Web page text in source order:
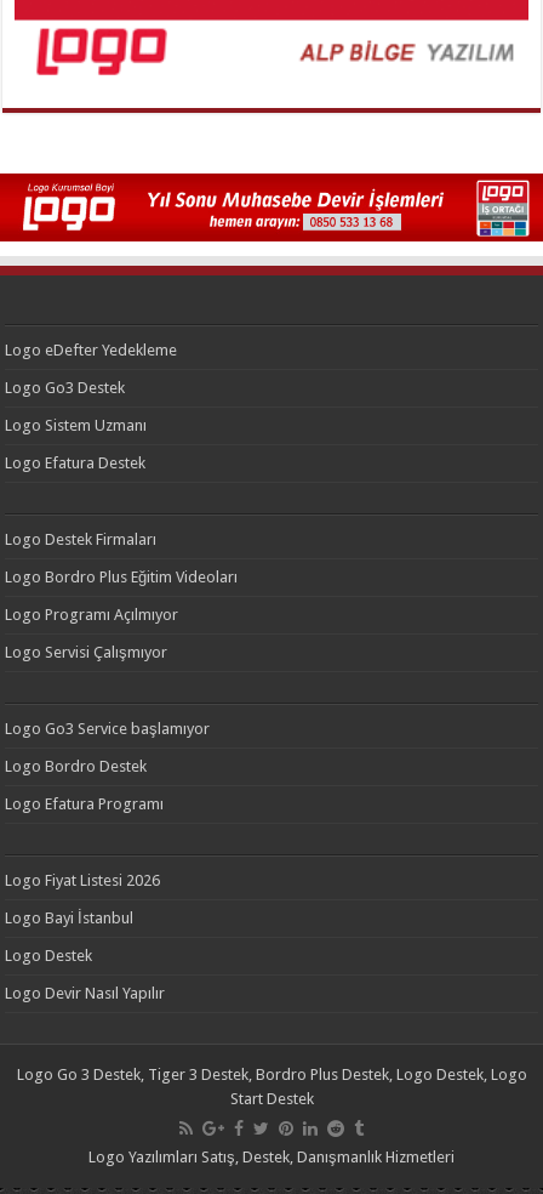
Logo eDefter Yedekleme
Logo Go3 Destek
Logo Sistem Uzmanı
Logo Efatura Destek
Logo Destek Firmaları
Logo Bordro Plus Eğitim Videoları
Logo Programı Açılmıyor
Logo Servisi Çalışmıyor
Logo Go3 Service başlamıyor
Logo Bordro Destek
Logo Efatura Programı
Logo Fiyat Listesi 2026
Logo Bayi İstanbul
Logo Destek
Logo Devir Nasıl Yapılır
Logo Go 3 Destek, Tiger 3 Destek, Bordro Plus Destek, Logo Destek, Logo
Start Destek
Logo Yazılımları Satış, Destek, Danışmanlık Hizmetleri